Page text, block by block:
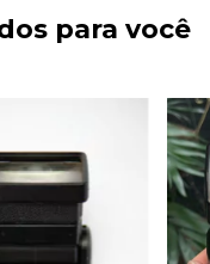
para você